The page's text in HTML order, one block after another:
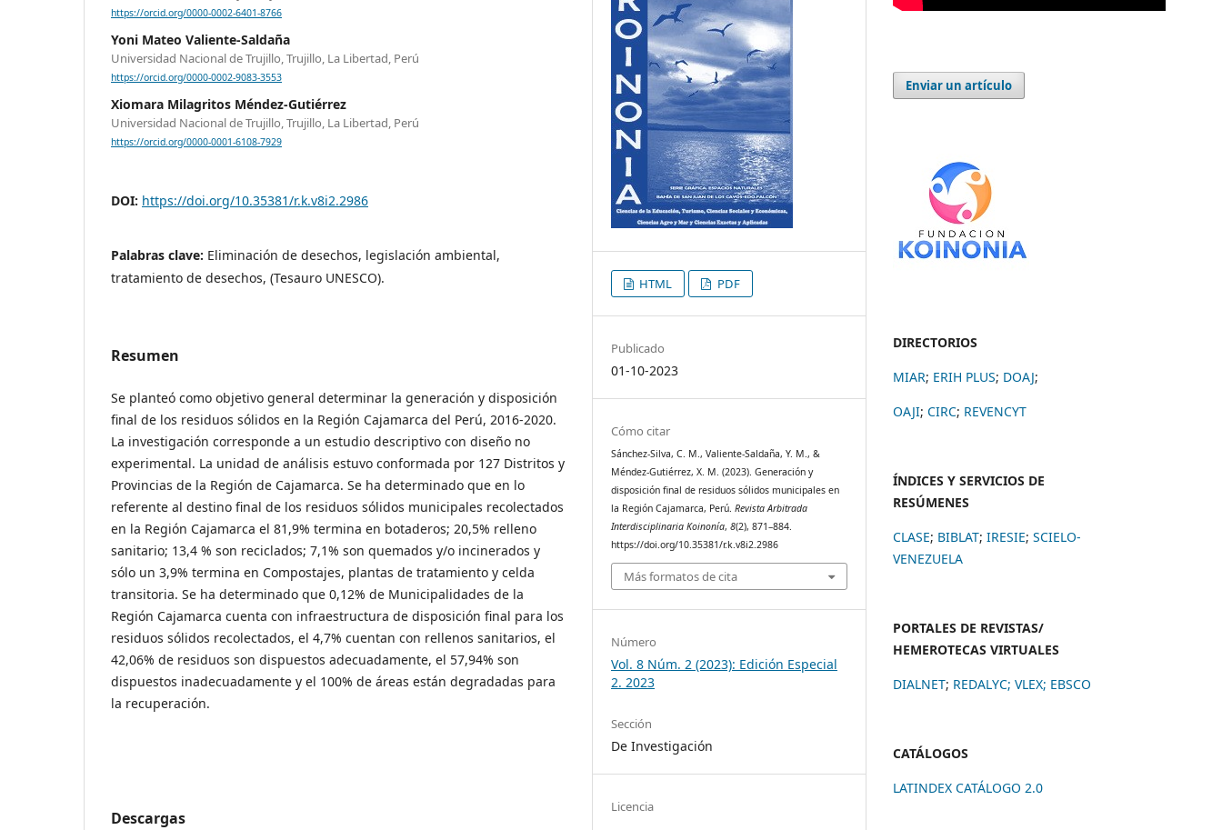
https://orcid.org/0000-0002-6401-8766
Yoni Mateo Valiente-Saldaña
Universidad Nacional de Trujillo, Trujillo, La Libertad, Perú
https://orcid.org/0000-0002-9083-3553
Xiomara Milagritos Méndez-Gutiérrez
Universidad Nacional de Trujillo, Trujillo, La Libertad, Perú
https://orcid.org/0000-0001-6108-7929
DOI: https://doi.org/10.35381/r.k.v8i2.2986
Palabras clave: Eliminación de desechos, legislación ambiental,
tratamiento de desechos, (Tesauro UNESCO).
Resumen
Se planteó como objetivo general determinar la generación y disposición
final de los residuos sólidos en la Región Cajamarca del Perú, 2016-2020.
La investigación corresponde a un estudio descriptivo con diseño no
experimental. La unidad de análisis estuvo conformada por 127 Distritos y
Provincias de la Región de Cajamarca. Se ha determinado que en lo
referente al destino final de los residuos sólidos municipales recolectados
en la Región Cajamarca el 81,9% termina en botaderos; 20,5% relleno
sanitario; 13,4 % son reciclados; 7,1% son quemados y/o incinerados y
sólo un 3,9% termina en Compostajes, plantas de tratamiento y celda
transitoria. Se ha determinado que 0,12% de Municipalidades de la
Región Cajamarca cuenta con infraestructura de disposición final para los
residuos sólidos recolectados, el 4,7% cuentan con rellenos sanitarios, el
42,06% de residuos son dispuestos adecuadamente, el 57,94% son
dispuestos inadecuadamente y el 100% de áreas están degradadas para
la recuperación.
Descargas
HTML PDF
Publicado
01-10-2023
Cómo citar
Sánchez-Silva, C. M., Valiente-Saldaña, Y. M., &
Méndez-Gutiérrez, X. M. (2023). Generación y
disposición final de residuos sólidos municipales en
la Región Cajamarca, Perú.Revista Arbitrada
Interdisciplinaria Koinonía,8(2), 871–884.
https://doi.org/10.35381/r.k.v8i2.2986
Más formatos de cita
Número
Vol. 8 Núm. 2 (2023): Edición Especial
2. 2023
Sección
De Investigación
Licencia
Enviar un artículo
DIRECTORIOS
MIAR; ERIH PLUS; DOAJ;
OAJI; CIRC; REVENCYT
ÍNDICES Y SERVICIOS DE
RESÚMENES
CLASE; BIBLAT; IRESIE; SCIELO-
VENEZUELA
PORTALES DE REVISTAS/
HEMEROTECAS VIRTUALES
DIALNET; REDALYC; VLEX; EBSCO
CATÁLOGOS
LATINDEX CATÁLOGO 2.0